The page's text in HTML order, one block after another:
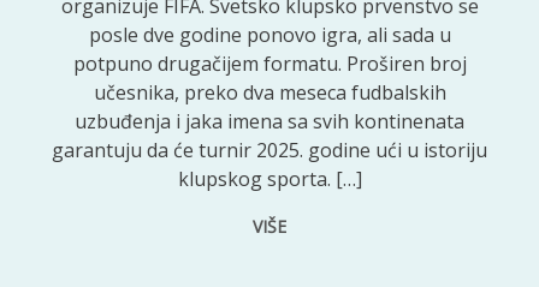
organizuje FIFA. Svetsko klupsko prvenstvo se
posle dve godine ponovo igra, ali sada u
potpuno drugačijem formatu. Proširen broj
učesnika, preko dva meseca fudbalskih
uzbuđenja i jaka imena sa svih kontinenata
garantuju da će turnir 2025. godine ući u istoriju
klupskog sporta. […]
VIŠE